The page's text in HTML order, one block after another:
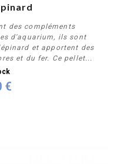
des compléments
d'aquarium, ils sont
et apportent des
et du fer. Ce pellet...
€